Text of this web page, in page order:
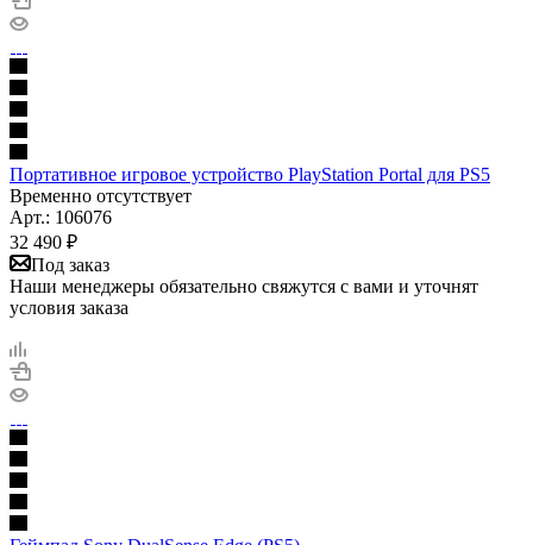
Портативное игровое устройство PlayStation Portal для PS5
Временно отсутствует
Арт.: 106076
32 490 ₽
Под заказ
Наши менеджеры обязательно свяжутся с вами и уточнят
условия заказа